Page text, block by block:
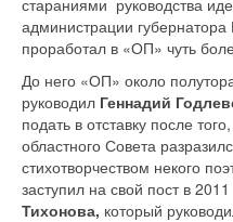
стараниями руководства
администрации
проработал в «ОП» чуть
До него «ОП» около
руководил Геннадий
подать в отставку после
областного Совета
стихотворчеством некого
заступил на свой пост в
Тихонова, который